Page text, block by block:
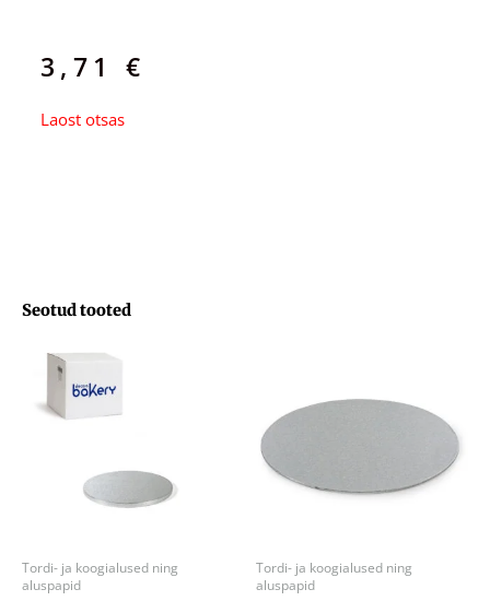
3,71 €
Laost otsas
Seotud tooted
Tordi- ja koogialused ning
aluspapid
Tordi- ja koogialused ning
aluspapid